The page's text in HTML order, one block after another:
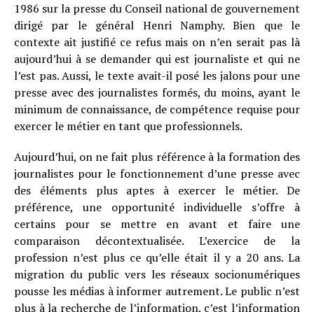
1986 sur la presse du Conseil national de gouvernement
dirigé par le général Henri Namphy. Bien que le
contexte ait justifié ce refus mais on n’en serait pas là
aujourd’hui à se demander qui est journaliste et qui ne
l’est pas. Aussi, le texte avait-il posé les jalons pour une
presse avec des journalistes formés, du moins, ayant le
minimum de connaissance, de compétence requise pour
exercer le métier en tant que professionnels.
Aujourd’hui, on ne fait plus référence à la formation des
journalistes pour le fonctionnement d’une presse avec
des éléments plus aptes à exercer le métier. De
préférence, une opportunité individuelle s’offre à
certains pour se mettre en avant et faire une
comparaison décontextualisée. L’exercice de la
profession n’est plus ce qu’elle était il y a 20 ans. La
migration du public vers les réseaux socionumériques
pousse les médias à informer autrement. Le public n’est
plus à la recherche de l’information, c’est l’information